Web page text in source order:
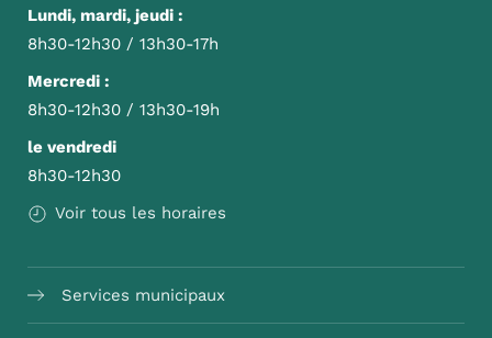
Lundi, mardi, jeudi :
8h30-12h30 / 13h30-17h
Mercredi :
8h30-12h30 / 13h30-19h
le vendredi
8h30-12h30
Voir tous les horaires
Services municipaux